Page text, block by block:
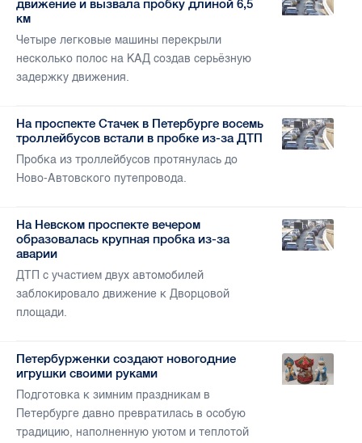
движение и вызвала пробку длиной 6,5
км
Четыре легковые машины перекрыли
несколько полос на КАД создав серьёзную
задержку движения.
На проспекте Стачек в Петербурге восемь
троллейбусов встали в пробке из-за ДТП
Пробка из троллейбусов протянулась до
Ново-Автовского путепровода.
На Невском проспекте вечером
образовалась крупная пробка из-за
аварии
ДТП с участием двух автомобилей
заблокировало движение к Дворцовой
площади.
Петербурженки создают новогодние
игрушки своими руками
Подготовка к зимним праздникам в
Петербурге давно превратилась в особую
традицию, наполненную уютом и теплотой